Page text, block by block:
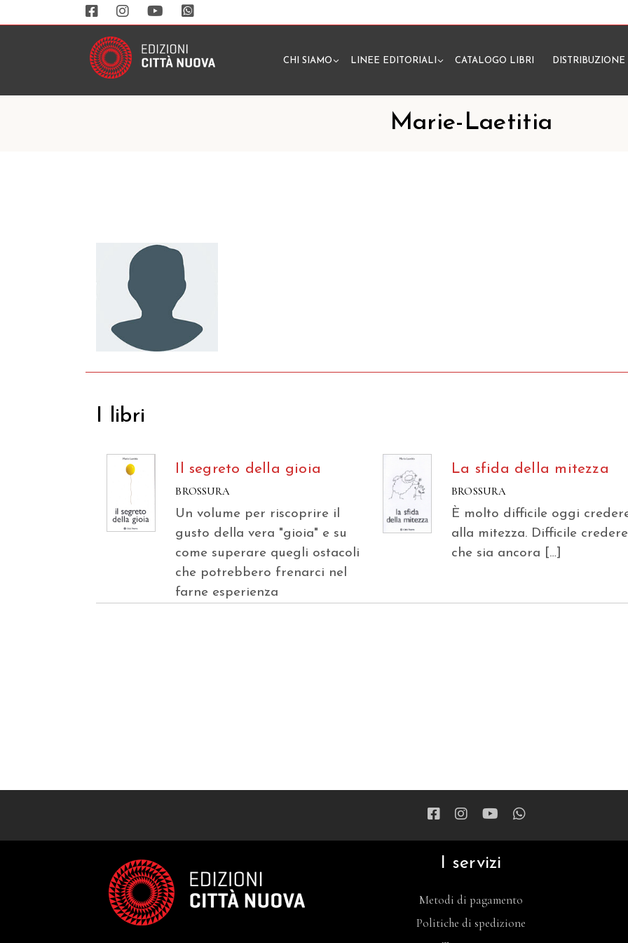
CHI SIAMO LINEE EDITORIALI CATALOGO LIBRI DISTRIBUZIONE
Marie-Laetitia
I libri
Il segreto della gioia
BROSSURA
Un volume per riscoprire il
gusto della vera "gioia" e su
come superare quegli ostacoli
che potrebbero frenarci nel
farne esperienza
La sfida della mitezza
BROSSURA
È molto difficile oggi
alla mitezza. Difficile credere
che sia ancora […]
I servizi
Metodi di pagamento
Politiche di spedizione